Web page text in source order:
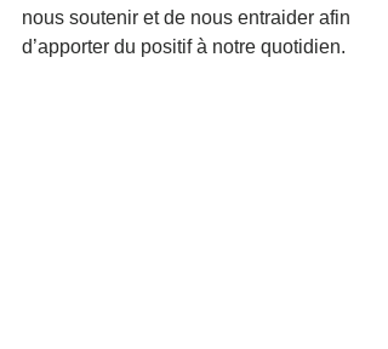
nous soutenir et de nous entraider afin
d’apporter du positif à notre quotidien.